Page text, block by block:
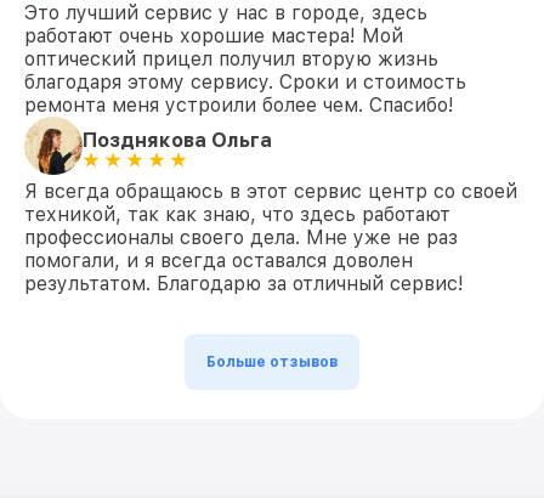
Это лучший сервис у нас в городе, здесь
работают очень хорошие мастера! Мой
оптический прицел получил вторую жизнь
благодаря этому сервису. Сроки и стоимость
ремонта меня устроили более чем. Спасибо!
Позднякова Ольга
Я всегда обращаюсь в этот сервис центр со своей
техникой, так как знаю, что здесь работают
профессионалы своего дела. Мне уже не раз
помогали, и я всегда оставался доволен
результатом. Благодарю за отличный сервис!
Больше отзывов